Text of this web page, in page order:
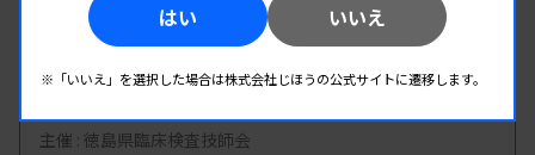
主催 : 徳島県臨床検査技師会
はい いいえ
※「いいえ」を選択した場合は株式会社じほうの公式サイトに遷移します。